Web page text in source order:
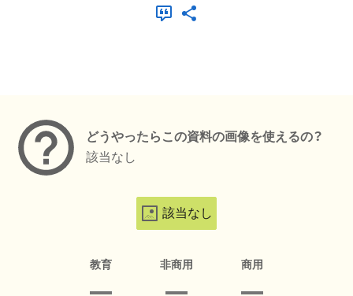
どうやったらこの資料の画像を使えるの？
該当なし
該当なし
教育 非商用 商用